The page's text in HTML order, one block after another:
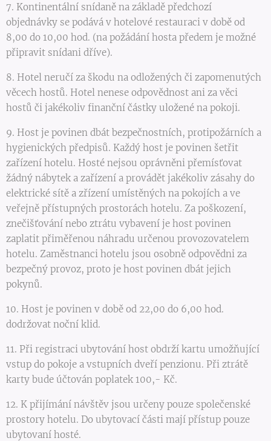
7. Kontinentální snídaně na základě předchozí
objednávky se podává v hotelové restauraci v době od
8,00 do 10,00 hod. (na požádání hosta předem je možné
připravit snídani dříve).
8. Hotel neručí za škodu na odložených či zapomenutých
věcech hostů. Hotel nenese odpovědnost ani za věci
hostů či jakékoliv finanční částky uložené na pokoji.
9. Host je povinen dbát bezpečnostních, protipožárních a
hygienických předpisů. Každý host je povinen šetřit
zařízení hotelu. Hosté nejsou oprávněni přemísťovat
žádný nábytek a zařízení a provádět jakékoliv zásahy do
elektrické sítě a zřízení umístěných na pokojích a ve
veřejně přístupných prostorách hotelu. Za poškození,
znečišťování nebo ztrátu vybavení je host povinen
zaplatit přiměřenou náhradu určenou provozovatelem
hotelu. Zaměstnanci hotelu jsou osobně odpovědni za
bezpečný provoz, proto je host povinen dbát jejich
pokynů.
10. Host je povinen v době od 22,00 do 6,00 hod.
dodržovat noční klid.
11. Při registraci ubytování host obdrží kartu umožňující
vstup do pokoje a vstupních dveří penzionu. Při ztrátě
karty bude účtován poplatek 100,- Kč.
12. K přijímání návštěv jsou určeny pouze společenské
prostory hotelu. Do ubytovací části mají přístup pouze
ubytovaní hosté.